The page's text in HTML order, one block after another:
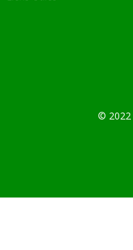
© 2022